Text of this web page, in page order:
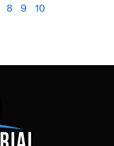
8 9 10